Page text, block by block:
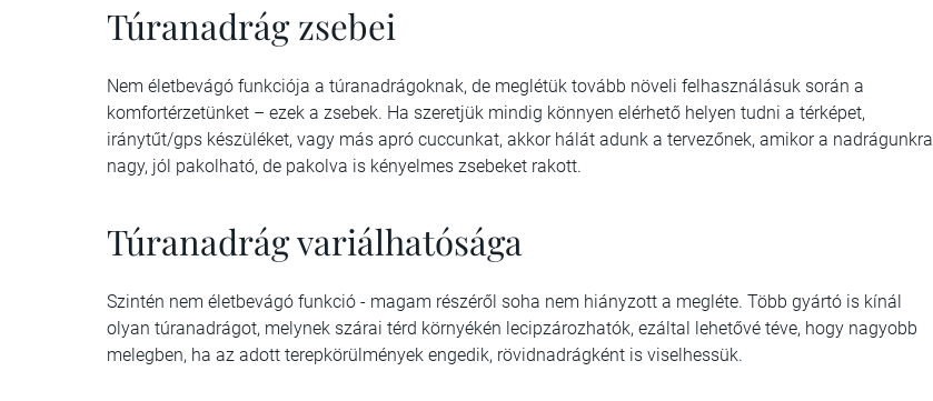
Túranadrág zsebei
Nem életbevágó funkciója a túranadrágoknak, de meglétük tovább növeli felhasználásuk során a
komfortérzetünket – ezek a zsebek. Ha szeretjük mindig könnyen elérhető helyen tudni a térképet,
iránytűt/gps készüléket, vagy más apró cuccunkat, akkor hálát adunk a tervezőnek, amikor a nadrágunkra
nagy, jól pakolható, de pakolva is kényelmes zsebeket rakott.
Túranadrág variálhatósága
Szintén nem életbevágó funkció - magam részéről soha nem hiányzott a megléte. Több gyártó is kínál
olyan túranadrágot, melynek szárai térd környékén lecipzározhatók, ezáltal lehetővé téve, hogy nagyobb
melegben, ha az adott terepkörülmények engedik, rövidnadrágként is viselhessük.